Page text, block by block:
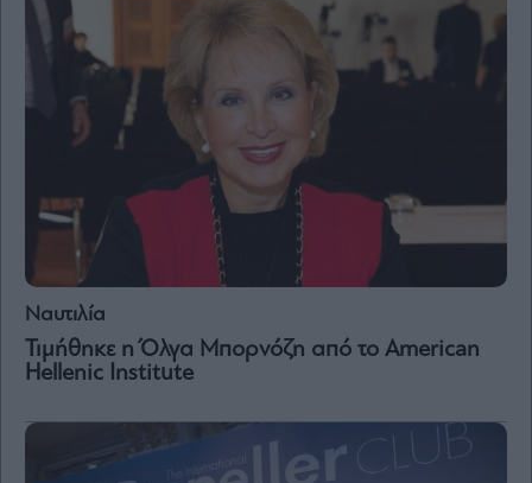
Μετοχές
Αγορές
Trader's
Buy-
Hold-
The
Value
Investor
Crypto
Ανακοινώσεις
Ναυτιλία
Τιμήθηκε η Όλγα Μπορνόζη από το American
Hellenic Institute